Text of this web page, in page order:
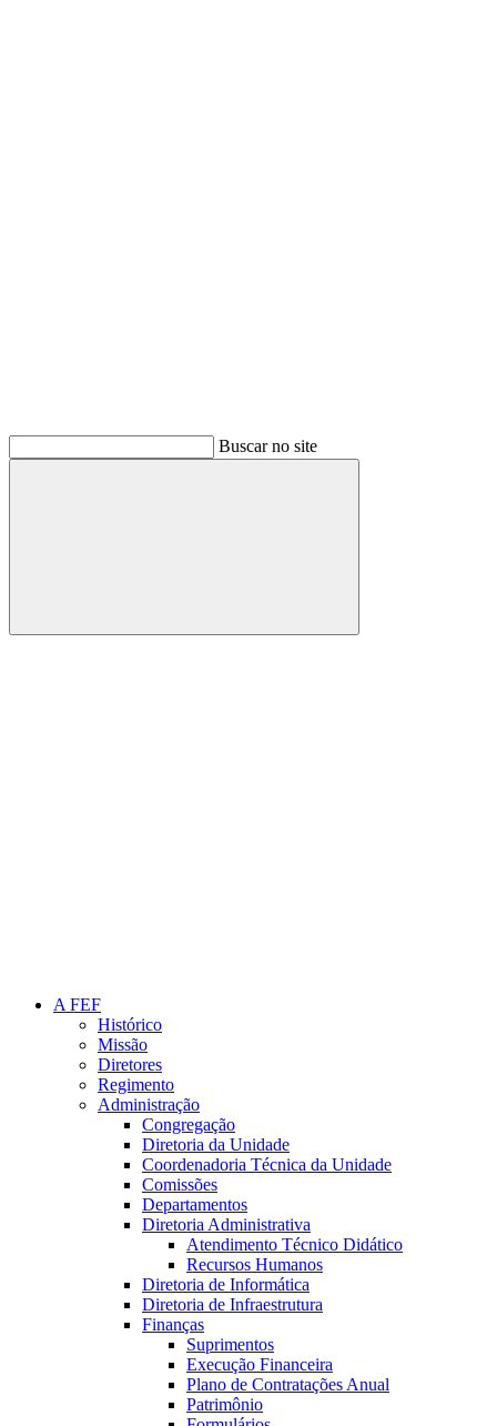
Buscar no site
Buscar
A FEF
Histórico
Missão
Diretores
Regimento
Administração
Congregação
Diretoria da Unidade
Coordenadoria Técnica da Unidade
Comissões
Departamentos
Diretoria Administrativa
Atendimento Técnico Didático
Recursos Humanos
Diretoria de Informática
Diretoria de Infraestrutura
Finanças
Suprimentos
Execução Financeira
Plano de Contratações Anual
Patrimônio